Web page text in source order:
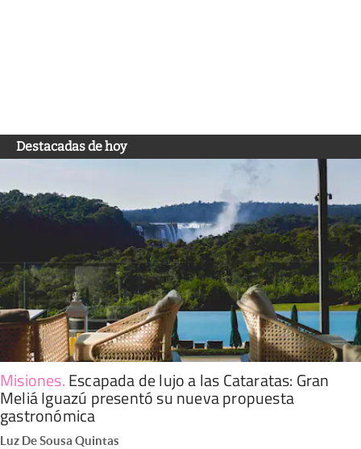
Destacadas de hoy
Misiones.Escapada de lujo a las Cataratas: Gran
Meliá Iguazú presentó su nueva propuesta
gastronómica
Luz De Sousa Quintas